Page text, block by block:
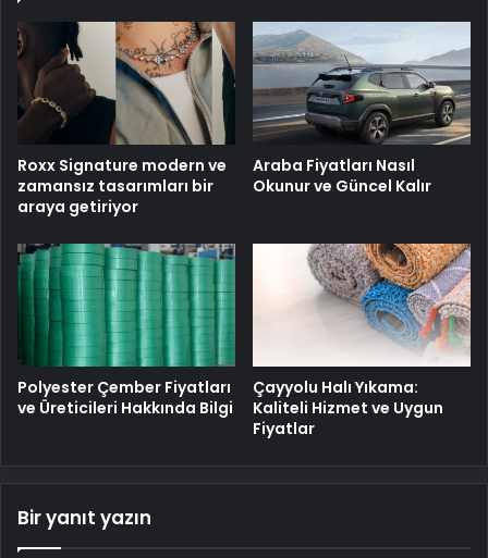
Roxx Signature modern ve
zamansız tasarımları bir
araya getiriyor
Araba Fiyatları Nasıl
Okunur ve Güncel Kalır
Polyester Çember Fiyatları
ve Üreticileri Hakkında Bilgi
Çayyolu Halı Yıkama:
Kaliteli Hizmet ve Uygun
Fiyatlar
Bir yanıt yazın